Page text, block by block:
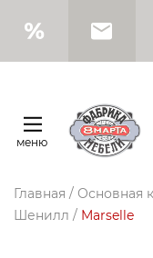
меню
Главная / Основная
Шенилл / Marselle